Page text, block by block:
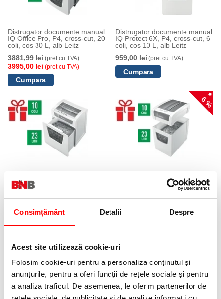
Consimțământ Detalii Despre
Acest site utilizează cookie-uri
Folosim cookie-uri pentru a personaliza conținutul și
anunțurile, pentru a oferi funcții de rețele sociale și pentru
a analiza traficul. De asemenea, le oferim partenerilor de
Distrugator documente manual
IQ Office Pro, P4, cross-cut, 20
coli, cos 30 L, alb Leitz
3881,99 lei (pret cu TVA)
3995,00 lei(pret cu TVA)
Distrugator documente manual
IQ Protect 6X, P4, cross-cut, 6
coli, cos 10 L, alb Leitz
959,00 lei (pret cu TVA)
IQ Office, P5, micro-cut, 10 coli,
cos 23 L, alb Leitz
2695,00 lei(pret cu TVA)
6 %
IQ Home Office Slim, P4,
cross-cut, 10 coli, cos 23 L, alb
799,99 lei(pret cu TVA)
849,00 lei (pret cu TVA)